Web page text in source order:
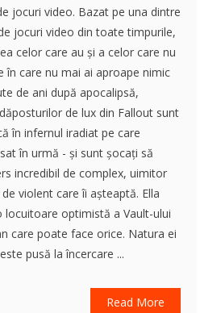
jocuri video. Bazat pe una dintre
jocuri video din toate timpurile,
celor care au și a celor care nu
în care nu mai ai aproape nimic
de ani după apocalipsă,
de lux din Fallout sunt
în infernul iradiat pe care
în urmă - și sunt șocați să
incredibil de complex, uimitor
violent care îi așteaptă. Ella
locuitoare optimistă a Vault-ului
care poate face orice. Natura ei
pusă la încercare ...
Read More